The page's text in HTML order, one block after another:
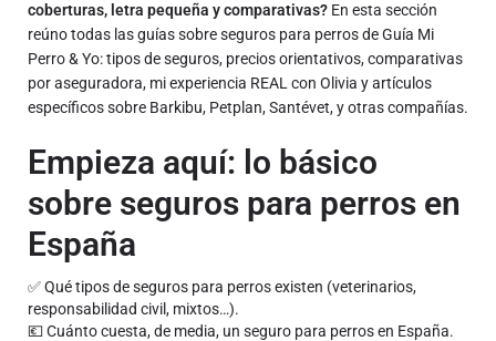
coberturas, letra pequeña y comparativas? En esta sección
reúno todas las guías sobre seguros para perros de Guía Mi
Perro & Yo: tipos de seguros, precios orientativos, comparativas
por aseguradora, mi experiencia REAL con Olivia y artículos
específicos sobre Barkibu, Petplan, Santévet, y otras compañías.
Empieza aquí: lo básico
sobre seguros para perros en
España
✅ Qué tipos de seguros para perros existen (veterinarios,
responsabilidad civil, mixtos…).
💶 Cuánto cuesta, de media, un seguro para perros en España.